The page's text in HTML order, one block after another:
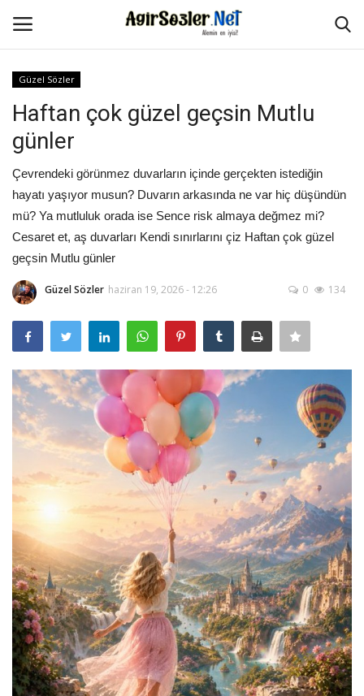
Anasayfa
İletişim
Güzel Sözler
Şarkı Sözleri
Ağır Sözler
Damar Sözler
Komik Sözler
ilahi sözleri
Dini Sözler
Günaydın Mesajları
Güzel Sözler
Haftan çok güzel geçsin Mutlu
günler
Çevrendeki görünmez duvarların içinde gerçekten istediğin
hayatı yaşıyor musun? Duvarın arkasında ne var hiç düşündün
mü? Ya mutluluk orada ise Sence risk almaya değmez mi?
Cesaret et, aş duvarları Kendi sınırlarını çiz Haftan çok güzel
geçsin Mutlu günler
Güzel Sözler haziran 19, 2026 - 12:26 0 134